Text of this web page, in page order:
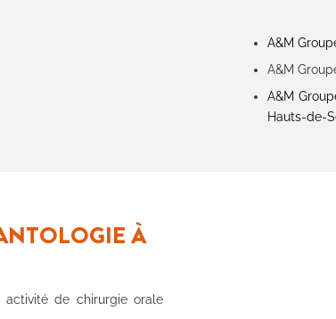
A&M
A&M
A&M
Hauts-de-
À
activité de chirurgie orale